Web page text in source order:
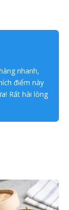
nhanh,
điểm này
Rất hài lòng